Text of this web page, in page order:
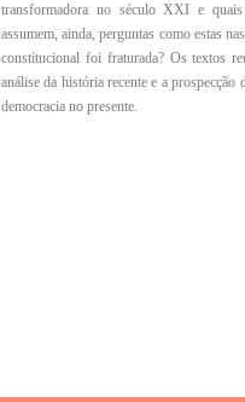
transformadora no século XXI e
assumem, ainda, perguntas como estas
constitucional foi fraturada? Os textos
análise da história recente e a
democracia no presente.